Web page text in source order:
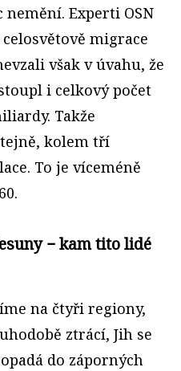
Experti OSN
migrace
však v úvahu, že
i celkový počet
Takže
kolem tří
To je víceméně
− kam tito lidé
na čtyři regiony,
ztrácí, Jih se
do záporných